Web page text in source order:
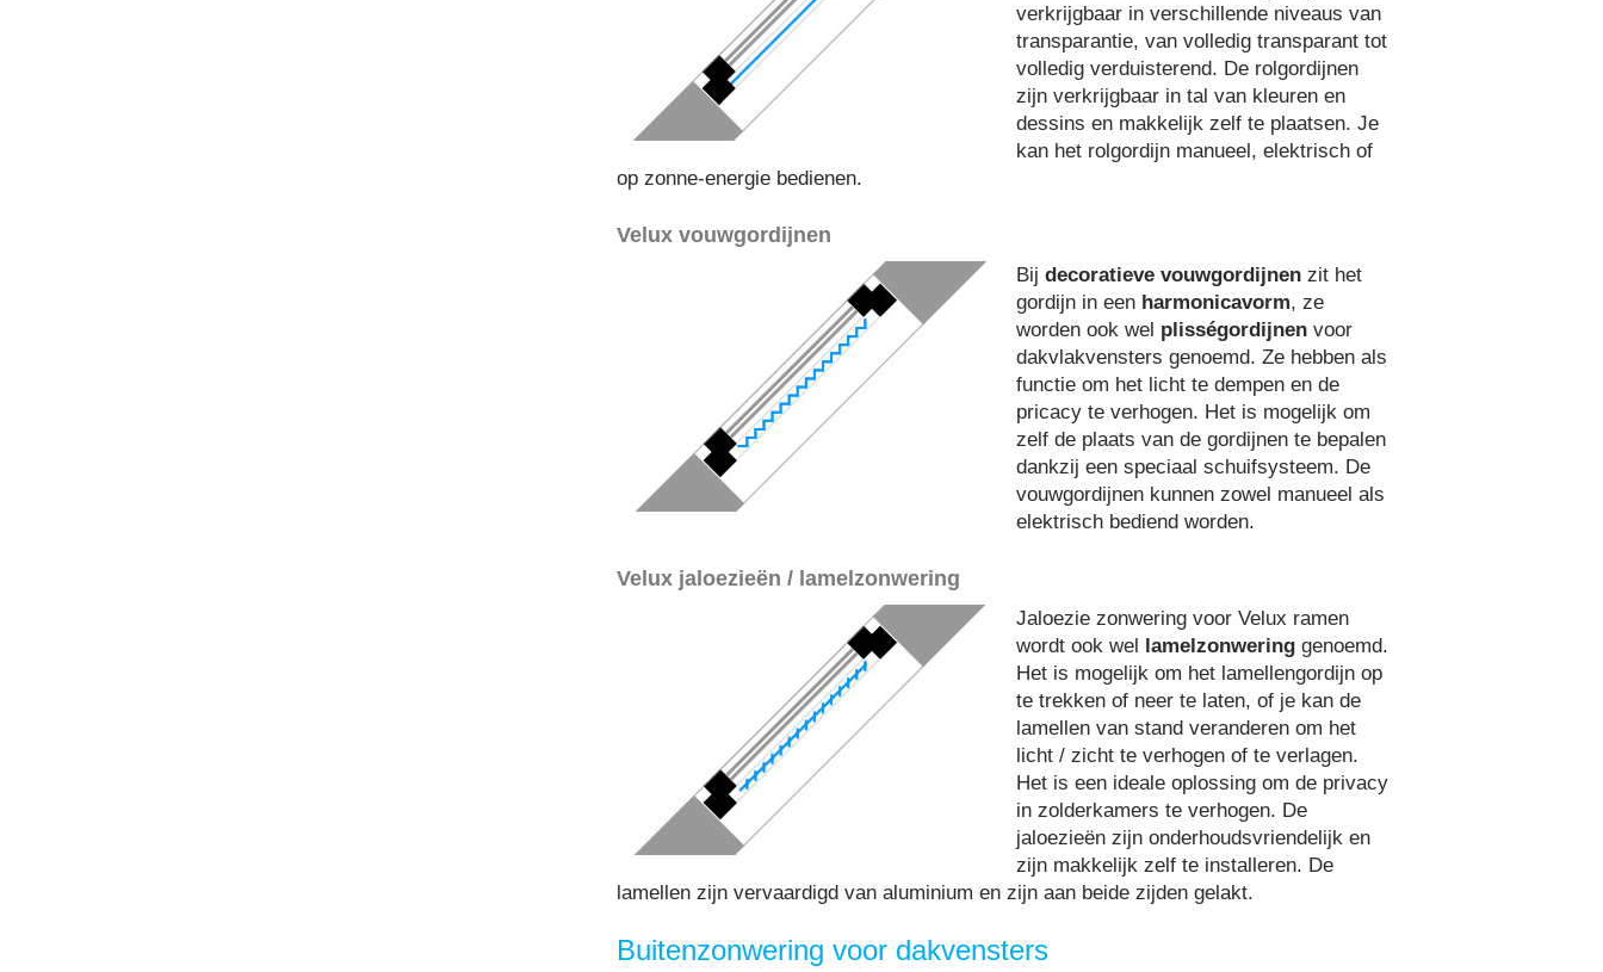
verkrijgbaar in verschillende niveaus van
transparantie, van volledig transparant tot
volledig verduisterend. De rolgordijnen
zijn verkrijgbaar in tal van kleuren en
dessins en makkelijk zelf te plaatsen. Je
kan het rolgordijn manueel, elektrisch of
op zonne-energie bedienen.
Velux vouwgordijnen
Bij decoratieve vouwgordijnen zit het
gordijn in een harmonicavorm, ze
worden ook wel plisségordijnen voor
dakvlakvensters genoemd. Ze hebben als
functie om het licht te dempen en de
pricacy te verhogen. Het is mogelijk om
zelf de plaats van de gordijnen te bepalen
dankzij een speciaal schuifsysteem. De
vouwgordijnen kunnen zowel manueel als
elektrisch bediend worden.
Velux jaloezieën / lamelzonwering
Jaloezie zonwering voor Velux ramen
wordt ook wel lamelzonwering genoemd.
Het is mogelijk om het lamellengordijn op
te trekken of neer te laten, of je kan de
lamellen van stand veranderen om het
licht / zicht te verhogen of te verlagen.
Het is een ideale oplossing om de privacy
in zolderkamers te verhogen. De
jaloezieën zijn onderhoudsvriendelijk en
zijn makkelijk zelf te installeren. De
lamellen zijn vervaardigd van aluminium en zijn aan beide zijden gelakt.
Buitenzonwering voor dakvensters